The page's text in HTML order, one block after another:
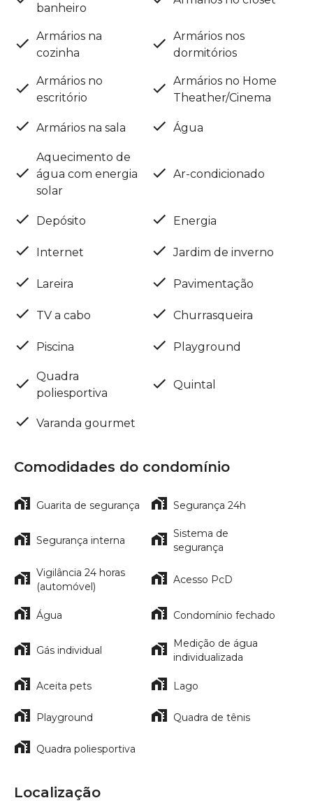
banheiro
Armários na
cozinha
Armários nos
dormitórios
Armários no
escritório
Armários no Home
Theather/Cinema
Armários na sala Água
Aquecimento de
água com energia
solar
Ar-condicionado
Depósito Energia
Internet Jardim de inverno
Lareira Pavimentação
TV a cabo Churrasqueira
Piscina Playground
Quadra
poliesportiva
Quintal
Varanda gourmet
Comodidades do condomínio
Guarita de segurança Segurança 24h
Segurança interna
Sistema de
segurança
Vigilância 24 horas
(automóvel)
Acesso PcD
Água Condomínio fechado
Gás individual
Medição de água
individualizada
Aceita pets Lago
Playground Quadra de tênis
Quadra poliesportiva
Localização